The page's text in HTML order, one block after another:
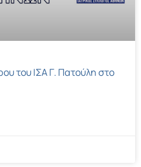
του ΙΣΑ Γ. Πατούλη στο